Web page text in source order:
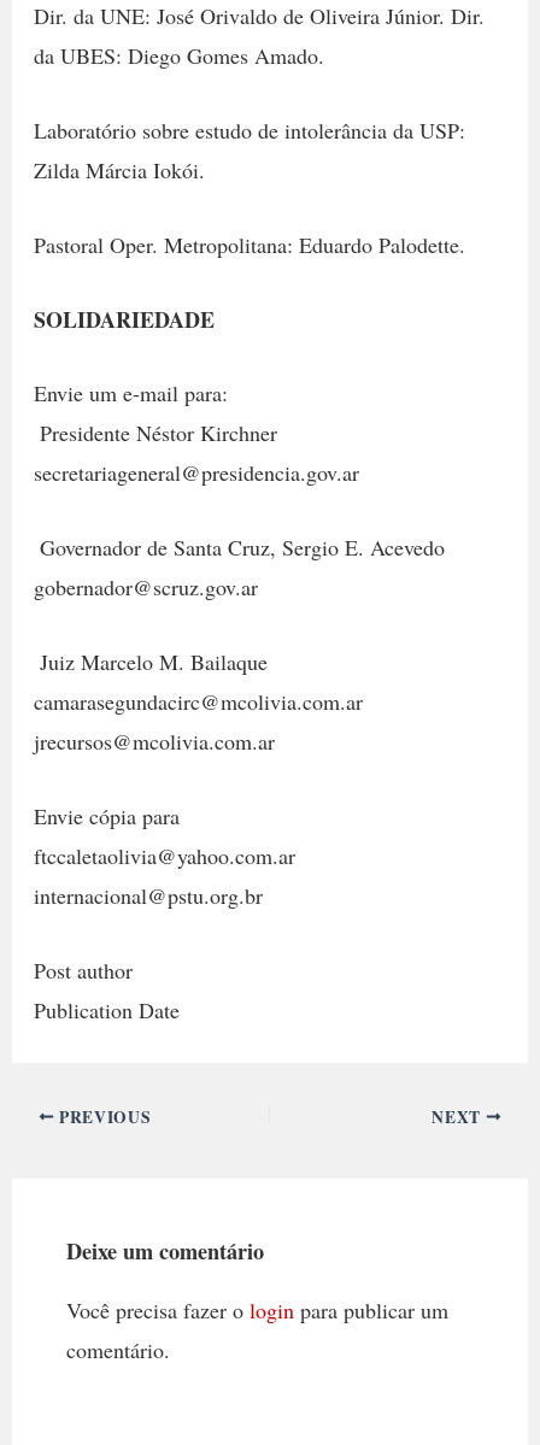
Dir. da UNE: José Orivaldo de Oliveira Júnior. Dir.
da UBES: Diego Gomes Amado.
Laboratório sobre estudo de intolerância da USP:
Zilda Márcia Iokói.
Pastoral Oper. Metropolitana: Eduardo Palodette.
SOLIDARIEDADE
Envie um e-mail para:
 Presidente Néstor Kirchner
secretariageneral@presidencia.gov.ar
 Governador de Santa Cruz, Sergio E. Acevedo
gobernador@scruz.gov.ar
 Juiz Marcelo M. Bailaque
camarasegundacirc@mcolivia.com.ar
jrecursos@mcolivia.com.ar
Envie cópia para
ftccaletaolivia@yahoo.com.ar
internacional@pstu.org.br
Post author
Publication Date
PREVIOUS NEXT
Deixe um comentário
Você precisa fazer o login para publicar um
comentário.